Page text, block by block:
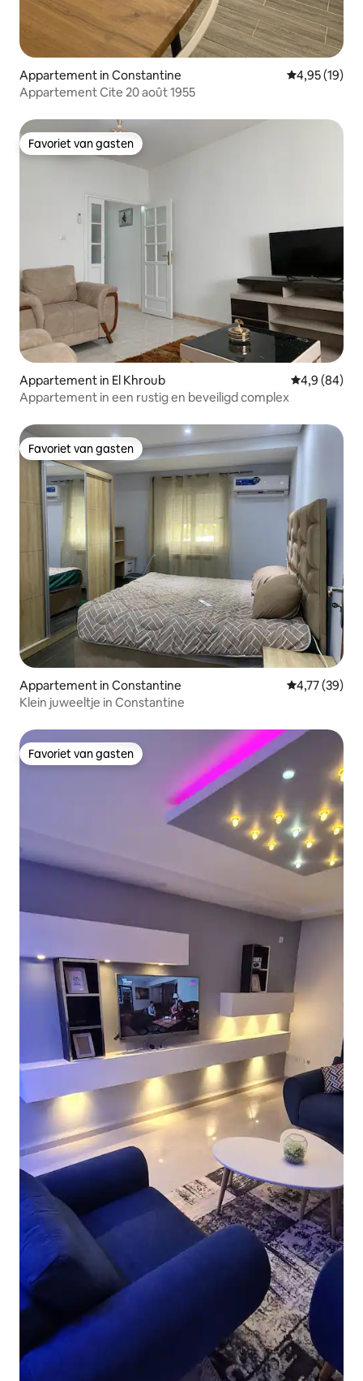
Appartement in Constantine Gemiddelde
4,95 (19)
Appartement Cite 20 août 1955
Favoriet van gasten
Favoriet van gasten
Appartement in El Khroub Gemiddelde
4,9 (84)
Appartement in een rustig en beveiligd complex
Favoriet van gasten
Favoriet van gasten
Appartement in Constantine Gemiddelde
4,77 (39)
Klein juweeltje in Constantine
Favoriet van gasten
Favoriet van gasten